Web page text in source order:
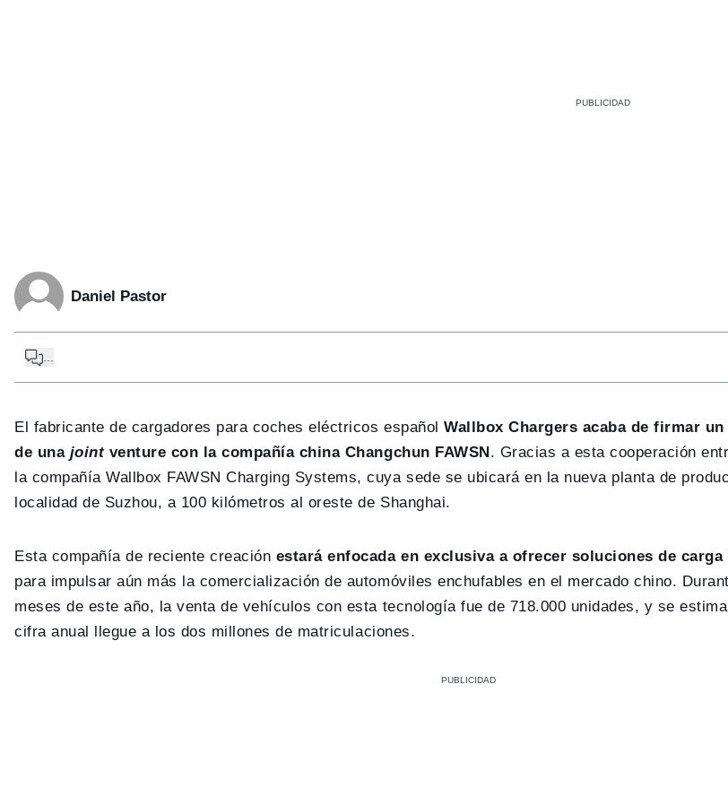
Daniel Pastor
...
El fabricante de cargadores para coches eléctricos españolWallbox Chargers acaba de firmar
de una jointventure con la compañía china Changchun FAWSN . Gracias a esta cooperación
la compañía Wallbox FAWSN Charging Systems, cuya sede se ubicará en la nueva planta de
localidad de Suzhou, a 100 kilómetros al oreste de Shanghai.
Esta compañía de reciente creación estará enfocada en exclusiva a ofrecer soluciones de
para impulsar aún más la comercialización de automóviles enchufables en el mercado chino.
meses de este año, la venta de vehículos con esta tecnología fue de 718.000 unidades, y se
cifra anual llegue a los dos millones de matriculaciones.